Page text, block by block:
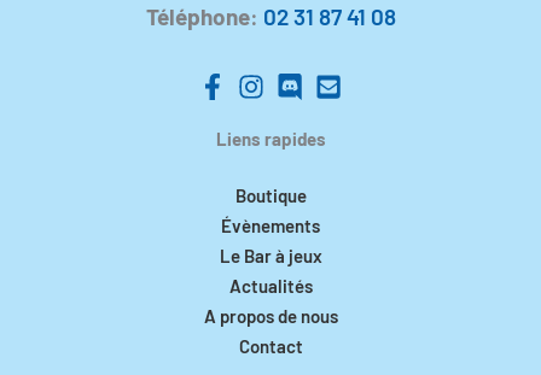
Téléphone: 02 31 87 41 08
Liens rapides
Boutique
Évènements
Le Bar à jeux
Actualités
A propos de nous
Contact